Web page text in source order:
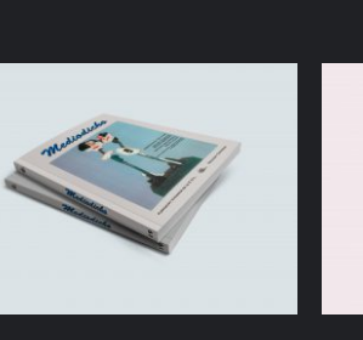
AL CARRITO / DETALLES